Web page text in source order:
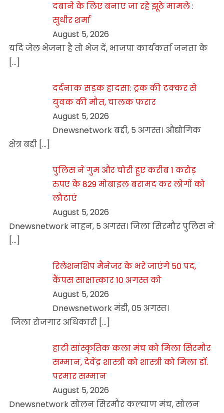
दबाने के लिए बनाए जा रहे झूठे मामले :
सुधीर शर्मा
August 5, 2026
यदि जेल भेजना है तो भेज दें, भाजपा कार्यकर्ता जनता के
[…]
दर्दनाक सड़क हादसा: ट्रक की टक्कर से
युवक की मौत, चालक फरार
August 5, 2026
Dnewsnetwork बद्दी, 5 अगस्त। औद्योगिक
क्षेत्र बद्दी […]
पुलिस ने गुम और चोरी हुए करीब 1 करोड़
रुपए के 829 मोबाइल बरामद कर लोगों को
लौटाएं
August 5, 2026
Dnewsnetwork नाहन, 5 अगस्त। जिला सिरमौर पुलिस ने
[…]
रिलेशनशिप मैनेजर के भरे जाएंगे 50 पद,
कैंपस साक्षात्कार 10 अगस्त को
August 5, 2026
Dnewsnetwork मंडी, 05 अगस्त।
जिला रोजगार अधिकारी […]
हाटी सांस्कृतिक कला मंच को मिला सिरमौर
सम्मान, देवेंद्र शास्त्री को शास्त्री को मिला डॉ.
परमार सम्मान
August 5, 2026
Dnewsnetwork सोलन सिरमौर कल्याण मंच, सोलन